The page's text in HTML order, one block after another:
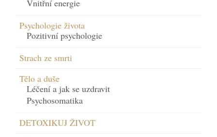
Vnitřní energie
Psychologie života
Pozitivní psychologie
Strach ze smrti
Tělo a duše
Léčení a jak se uzdravit
Psychosomatika
DETOXIKUJ ŽIVOT